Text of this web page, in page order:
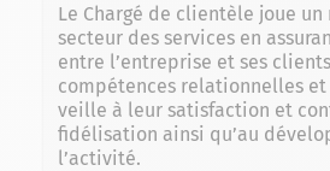
Le Chargé de clientèle joue
secteur des services en
entre l’entreprise et ses
compétences relationnelles
veille à leur satisfaction et
fidélisation ainsi qu’au
l’activité.